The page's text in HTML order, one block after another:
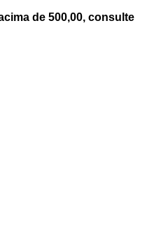
de 500,00, consulte